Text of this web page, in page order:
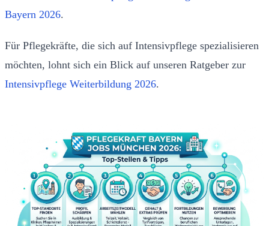
Bayern 2026.
Für Pflegekräfte, die sich auf Intensivpflege spezialisieren
möchten, lohnt sich ein Blick auf unseren Ratgeber zur
Intensivpflege Weiterbildung 2026.